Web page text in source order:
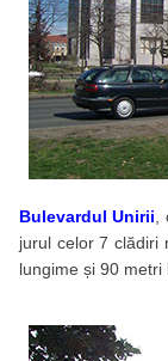
Bulevardul Unirii
jurul celor 7 clădiri
lungime și 90 metri